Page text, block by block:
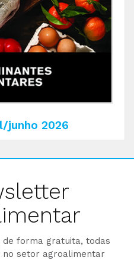
junho 2026
de forma gratuita, todas
no setor agroalimentar